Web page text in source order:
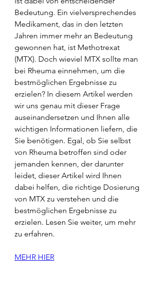
Bedeutung. Ein vielversprechendes
Medikament, das in den letzten
Jahren immer mehr an Bedeutung
gewonnen hat, ist Methotrexat
(MTX). Doch wieviel MTX sollte man
bei Rheuma einnehmen, um die
bestmöglichen Ergebnisse zu
erzielen? In diesem Artikel werden
wir uns genau mit dieser Frage
auseinandersetzen und Ihnen alle
wichtigen Informationen liefern, die
Sie benötigen. Egal, ob Sie selbst
von Rheuma betroffen sind oder
jemanden kennen, der darunter
leidet, dieser Artikel wird Ihnen
dabei helfen, die richtige Dosierung
von MTX zu verstehen und die
bestmöglichen Ergebnisse zu
erzielen. Lesen Sie weiter, um mehr
zu erfahren.
MEHR HIER